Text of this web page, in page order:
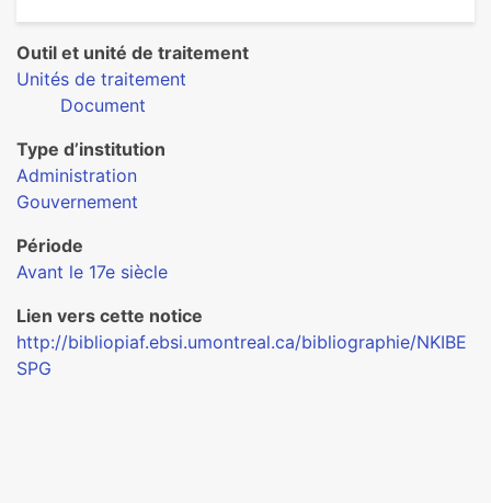
Outil et unité de traitement
Unités de traitement
Document
Type d’institution
Administration
Gouvernement
Période
Avant le 17e siècle
Lien vers cette notice
http://bibliopiaf.ebsi.umontreal.ca/bibliographie/NKIBE
SPG